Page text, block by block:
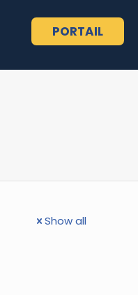
PORTAIL
Show all